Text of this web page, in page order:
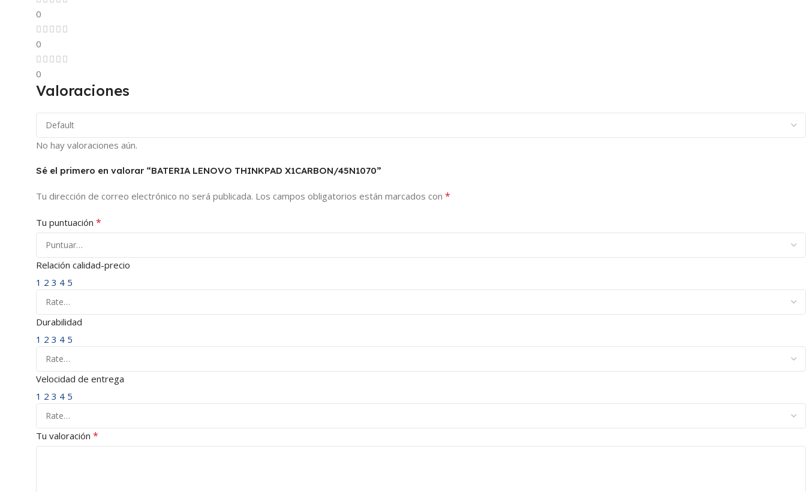
0
0
0
Valoraciones
No hay valoraciones aún.
Sé el primero en valorar “BATERIA LENOVO THINKPAD X1CARBON/45N1070”
Tu dirección de correo electrónico no será publicada. Los campos obligatorios están marcados con *
Tu puntuación *
Relación calidad-precio
1 2 3 4 5
Durabilidad
1 2 3 4 5
Velocidad de entrega
1 2 3 4 5
Tu valoración *